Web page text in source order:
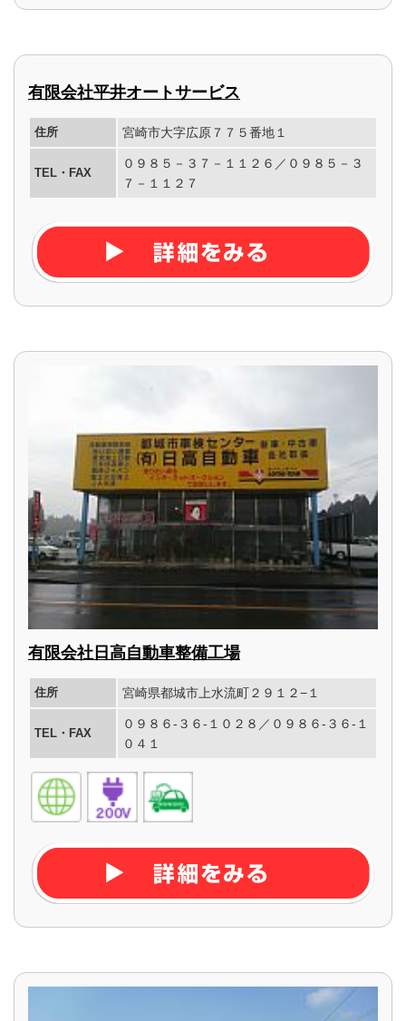
有限会社平井オートサービス
住所 宮崎市大字広原７７５番地１
TEL・FAX
０９８５－３７－１１２６／０９８５－３
７－１１２７
有限会社日高自動車整備工場
住所 宮崎県都城市上水流町２９１２−１
TEL・FAX
０９８６-３６-１０２８／０９８６-３６-１
０４１